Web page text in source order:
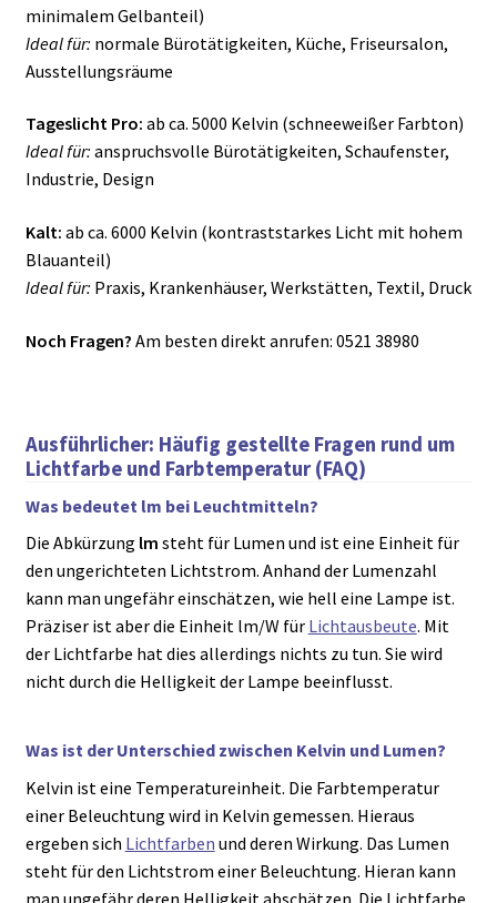
minimalem Gelbanteil)
Ideal für: normale Bürotätigkeiten, Küche, Friseursalon,
Ausstellungsräume
Tageslicht Pro: ab ca. 5000 Kelvin (schneeweißer Farbton)
Ideal für: anspruchsvolle Bürotätigkeiten, Schaufenster,
Industrie, Design
Kalt: ab ca. 6000 Kelvin (kontraststarkes Licht mit hohem
Blauanteil)
Ideal für: Praxis, Krankenhäuser, Werkstätten, Textil, Druck
Noch Fragen? Am besten direkt anrufen: 0521 38980
Ausführlicher: Häufig gestellte Fragen rund um
Lichtfarbe und Farbtemperatur (FAQ)
Was bedeutet lm bei Leuchtmitteln?
Die Abkürzung lm steht für Lumen und ist eine Einheit für
den ungerichteten Lichtstrom. Anhand der Lumenzahl
kann man ungefähr einschätzen, wie hell eine Lampe ist.
Präziser ist aber die Einheit lm/W für Lichtausbeute. Mit
der Lichtfarbe hat dies allerdings nichts zu tun. Sie wird
nicht durch die Helligkeit der Lampe beeinflusst.
Was ist der Unterschied zwischen Kelvin und Lumen?
Kelvin ist eine Temperatureinheit. Die Farbtemperatur
einer Beleuchtung wird in Kelvin gemessen. Hieraus
ergeben sich Lichtfarben und deren Wirkung. Das Lumen
steht für den Lichtstrom einer Beleuchtung. Hieran kann
man ungefähr deren Helligkeit abschätzen. Die Lichtfarbe